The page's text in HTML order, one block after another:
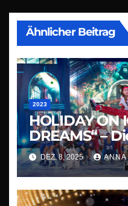
Ähnlicher Beitrag
2023
HOLIDAY ON
DREAMS“ –
2025/2026
DEZ. 8, 2025 ANNA